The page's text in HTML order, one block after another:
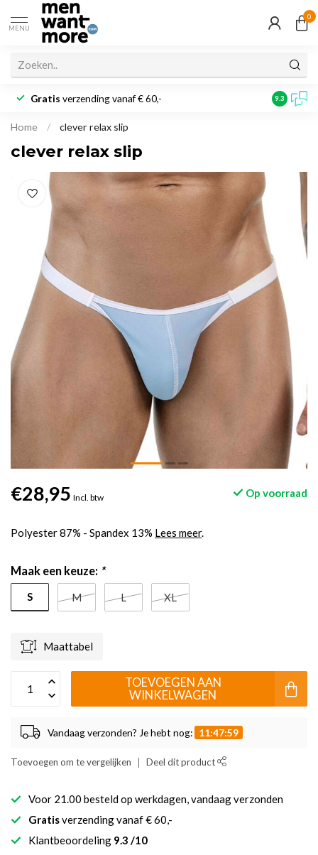
MENU
0
Gratis verzending vanaf € 60,- 9.3
Home / clever relax slip
clever relax slip
€28,95 Incl. btw Op voorraad
Polyester 87% - Spandex 13% Lees meer.
Maak een keuze: *
S M L XL
Maattabel
TOEVOEGEN AAN
WINKELWAGEN
Vandaag verzonden? Je hebt nog: 11:47:58
Toevoegen om te vergelijken Deel dit product
Voor 21.00 besteld op werkdagen, vandaag verzonden
Gratisverzending vanaf € 60,-
Klantbeoordeling 9.3 /10